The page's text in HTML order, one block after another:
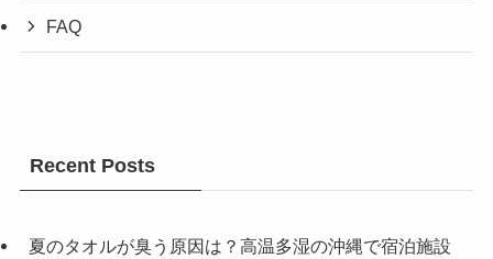
FAQ
Recent Posts
夏のタオルが臭う原因は？高温多湿の沖縄で宿泊施設